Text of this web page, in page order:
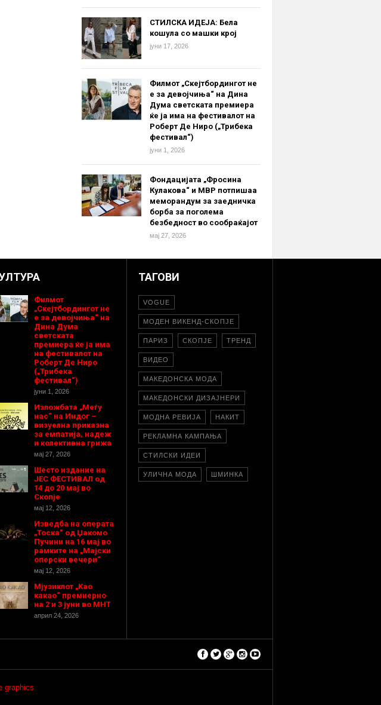
СТИЛСКА ИДЕЈА: Бела
кошула со машки крој
јуни 17, 2026
Филмот „Скејтбордингот не
е за девојчиња“ на Дина
Дума светската премиера
ќе ја има на фестивалот на
Роберт Де Ниро („Трибека
фестивал“)
јуни 1, 2026
Фондацијата „Фросина
Кулакова“ и МВР потпишаа
меморандум за заедничка
борба за поголема
безбедност во сообраќајот
мај 27, 2026
Филмот
„Скејтбордингот не
е за девојчиња“ на
Дина Дума
светската
премиера ќе ја има
на фестивалот на
Роберт Де Ниро
(„Трибека
фестивал“)
јуни 1, 2026
Изложбата „Меѓу
нас“ на Индог –
визуелна приказна
за емпатија, надеж
и колективна грижа
мај 27, 2026
Шесто издание на
ЈЕС ФЕСТИВАЛ од
14 до 20 мај во
Скопје
мај 12, 2026
Изведба на операта
„Тоска“ од Џакомо
Пучини на 16 мај во
рамките на „Мајски
оперски вечери“
мај 12, 2026
Мјузиклот „Као
какао“ премиерно
на 2 и 3 јуни во МНТ
април 24, 2026
ТАГОВИ
VOGUE
МОДЕН ВИКЕНД-СКОПЈЕ
ПАРИЗ СКОПЈЕ ТРЕНД
ВИДЕО
МАКЕДОНСКА МОДА
МАКЕДОНСКИ ДИЗАЈНЕРИ
МОДНА РЕВИЈА НАКИТ
РЕКЛАМНА КАМПАЊА
СТИЛСКИ ИДЕИ
УЛИЧНА МОДА ШМИНКА
graphics